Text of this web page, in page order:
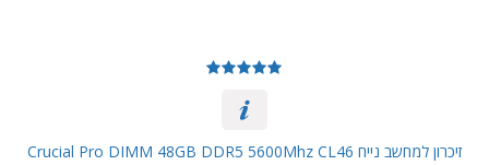
זיכרון למחשב נייח Crucial Pro DIMM 48GB DDR5 5600Mhz CL46